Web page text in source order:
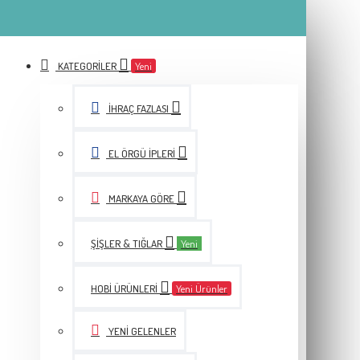
KATEGORILER Yeni
İHRAÇ FAZLASI
EL ÖRGÜ İPLERI
MARKAYA GÖRE
ŞIŞLER & TIĞLAR Yeni
HOBI ÜRÜNLERI Yeni Ürünler
YENI GELENLER